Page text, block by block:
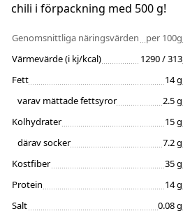
chili i förpackning med 500 g!
Genomsnittliga näringsvärden
per 100g
Värmevärde (i kj/kcal)
1290 / 313
Fett
14 g
varav mättade fettsyror
2.5 g
Kolhydrater
15 g
därav socker
7.2 g
Kostfiber
35 g
Protein
14 g
Salt
0.08 g